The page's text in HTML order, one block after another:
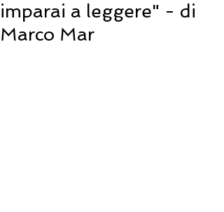
imparai a leggere" - di
Marco Mar